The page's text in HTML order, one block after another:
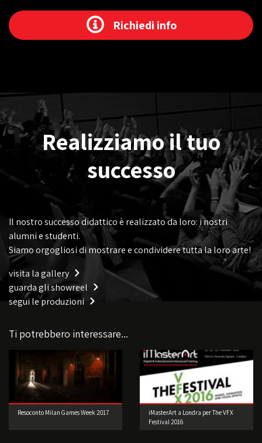
Richiedi info
Realizziamo il tuo
successo
Il nostro successo didattico è realizzato da loro: i nostri
alumni e studenti.
Siamo orgogliosi di mostrare e condividere tutta la loro arte!
visita la gallery
guarda gli showreel
segui le produzioni
Ti potrebbero interessare...
Resoconto Milan Games Week 2017
iMasterArt a Londra per The VFX
Festival 2016